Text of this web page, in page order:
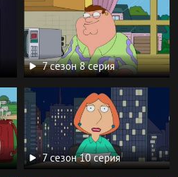
7 сезон 8 серия
7 сезон 10 серия